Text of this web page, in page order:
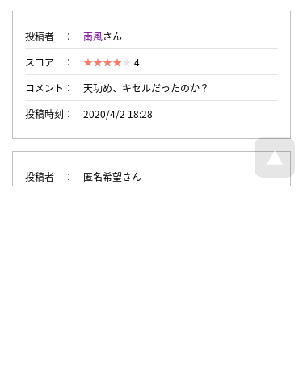
投稿者 南風さん
スコア
4
コメント
天功め、キセルだったのか？
投稿時刻
2020/4/2 18:28
投稿者
匿名希望さん